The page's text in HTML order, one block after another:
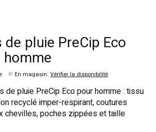
pluie PreCip Eco
En magasin:Vérifier la disponibilité
de pluie PreCip Eco pour homme : tissu
recyclé imper-respirant, coutures
chevilles, poches zippées et taille